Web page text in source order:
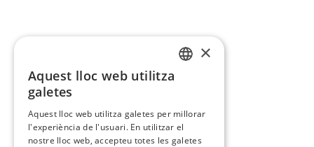
×
Aquest lloc web utilitza
galetes
Aquest lloc web utilitza galetes per millorar
l'experiència de l'usuari. En utilitzar el
nostre lloc web, accepteu totes les galetes